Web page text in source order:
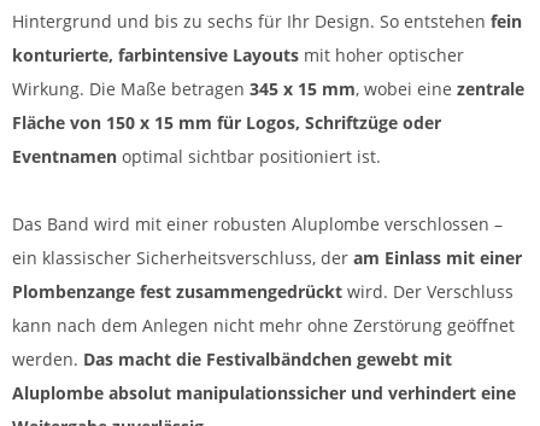
Hintergrund und bis zu sechs für Ihr Design. So entstehen fein
konturierte, farbintensive Layouts mit hoher optischer
Wirkung. Die Maße betragen 345 x 15 mm, wobei eine zentrale
Fläche von 150 x 15 mm für Logos, Schriftzüge oder
Eventnamen optimal sichtbar positioniert ist.
Das Band wird mit einer robusten Aluplombe verschlossen –
ein klassischer Sicherheitsverschluss, der am Einlass mit einer
Plombenzange fest zusammengedrückt wird. Der Verschluss
kann nach dem Anlegen nicht mehr ohne Zerstörung geöffnet
werden. Das macht die Festivalbändchen gewebt mit
Aluplombe absolut manipulationssicher und verhindert eine